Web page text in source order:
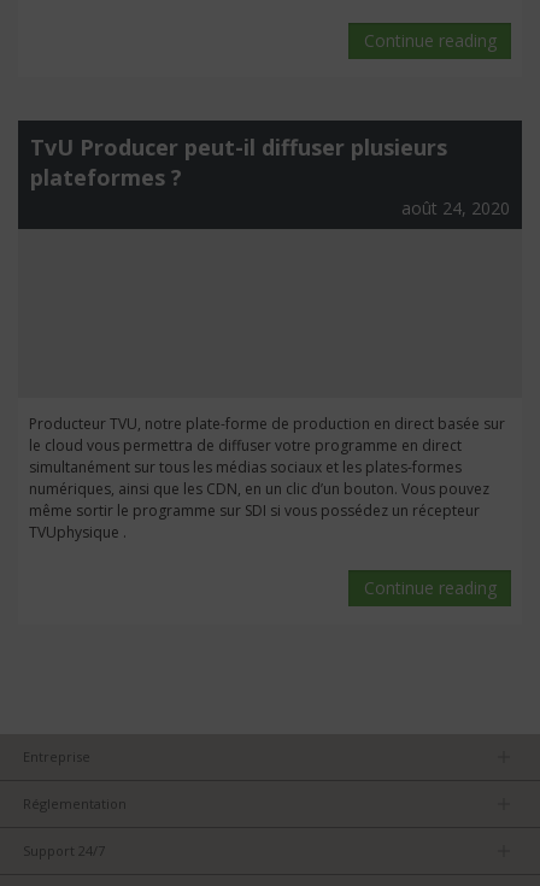
Continue reading
TvU Producer peut-il diffuser plusieurs
plateformes ?
août 24, 2020
Producteur TVU, notre plate-forme de production en direct basée sur
le cloud vous permettra de diffuser votre programme en direct
simultanément sur tous les médias sociaux et les plates-formes
numériques, ainsi que les CDN, en un clic d’un bouton. Vous pouvez
même sortir le programme sur SDI si vous possédez un récepteur
TVUphysique .
Continue reading
Entreprise
Réglementation
Support 24/7